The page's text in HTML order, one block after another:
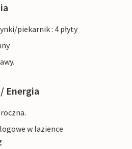
piekarnik : 4 płyty
Energia
w lazience